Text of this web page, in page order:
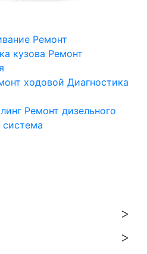
Ремонт
кузова Ремонт
ходовой Диагностика
Ремонт дизельного